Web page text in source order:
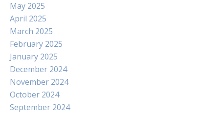
May 2025
April 2025
March 2025
February 2025
January 2025
December 2024
November 2024
October 2024
September 2024